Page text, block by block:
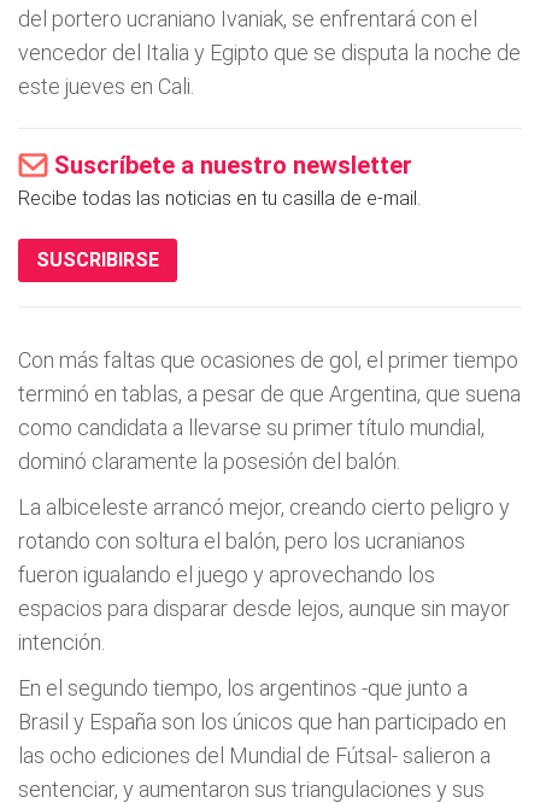
del portero ucraniano Ivaniak, se enfrentará con el
vencedor del Italia y Egipto que se disputa la noche de
este jueves en Cali.
Suscríbete a nuestro newsletter
Recibe todas las noticias en tu casilla de e-mail.
SUSCRIBIRSE
Con más faltas que ocasiones de gol, el primer tiempo
terminó en tablas, a pesar de que Argentina, que suena
como candidata a llevarse su primer título mundial,
dominó claramente la posesión del balón.
La albiceleste arrancó mejor, creando cierto peligro y
rotando con soltura el balón, pero los ucranianos
fueron igualando el juego y aprovechando los
espacios para disparar desde lejos, aunque sin mayor
intención.
En el segundo tiempo, los argentinos -que junto a
Brasil y España son los únicos que han participado en
las ocho ediciones del Mundial de Fútsal- salieron a
sentenciar, y aumentaron sus triangulaciones y sus